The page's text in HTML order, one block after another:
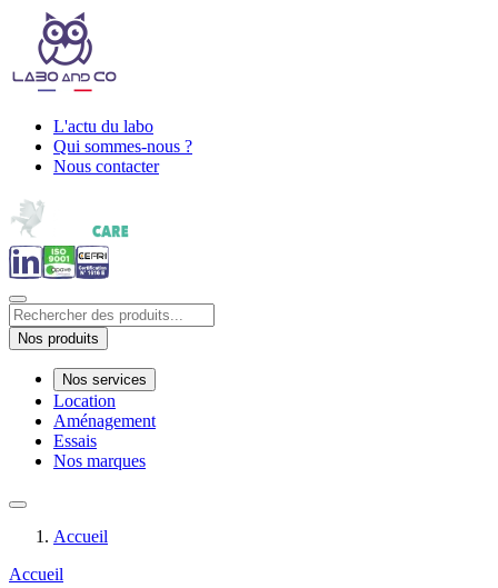
L'actu du labo
Qui sommes-nous ?
Nous contacter
Nos produits
Nos services
Location
Aménagement
Essais
Nos marques
Accueil
Accueil